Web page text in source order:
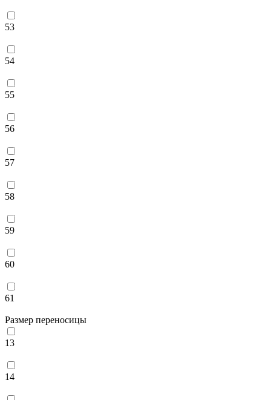
53
54
55
56
57
58
59
60
61
Размер переносицы
13
14